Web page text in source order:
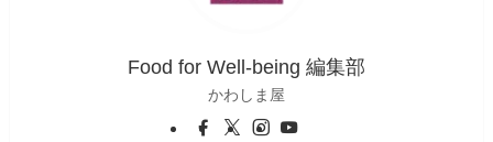
Food for Well-being 編集部
かわしま屋